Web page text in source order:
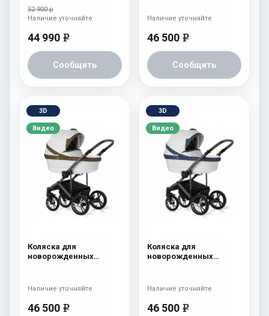
Chrome) Denim
52 900 р
44 990 e
Сообщить
Наличие уточняйте
46 500 e
Сообщить
Наличие уточняйте
3D
Видео
Коляска для
новорожденных
46 500 e
Наличие уточняйте
3D
Видео
Коляска для
новорожденных
46 500 e
Наличие уточняйте